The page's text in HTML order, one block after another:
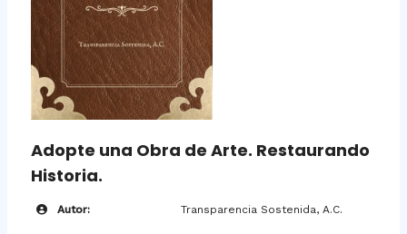
Adopte una Obra de Arte. Restaurando
Historia.
Autor: Transparencia Sostenida, A.C.